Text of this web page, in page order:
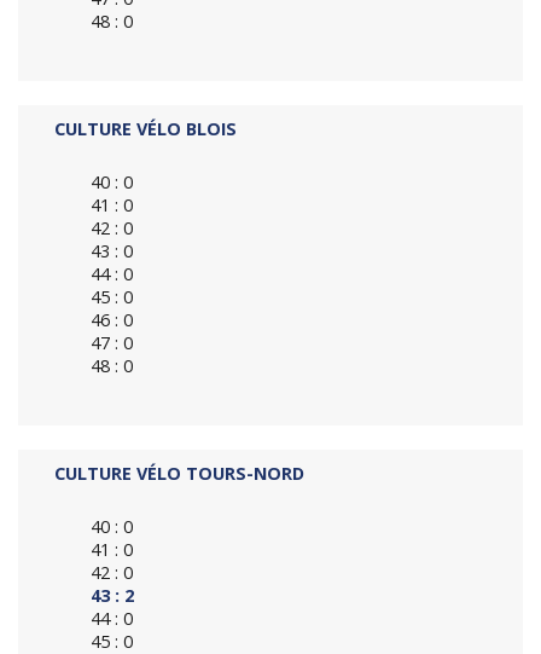
48 : 0
CULTURE VÉLO BLOIS
40 : 0
41 : 0
42 : 0
43 : 0
44 : 0
45 : 0
46 : 0
47 : 0
48 : 0
CULTURE VÉLO TOURS-NORD
40 : 0
41 : 0
42 : 0
43 : 2
44 : 0
45 : 0